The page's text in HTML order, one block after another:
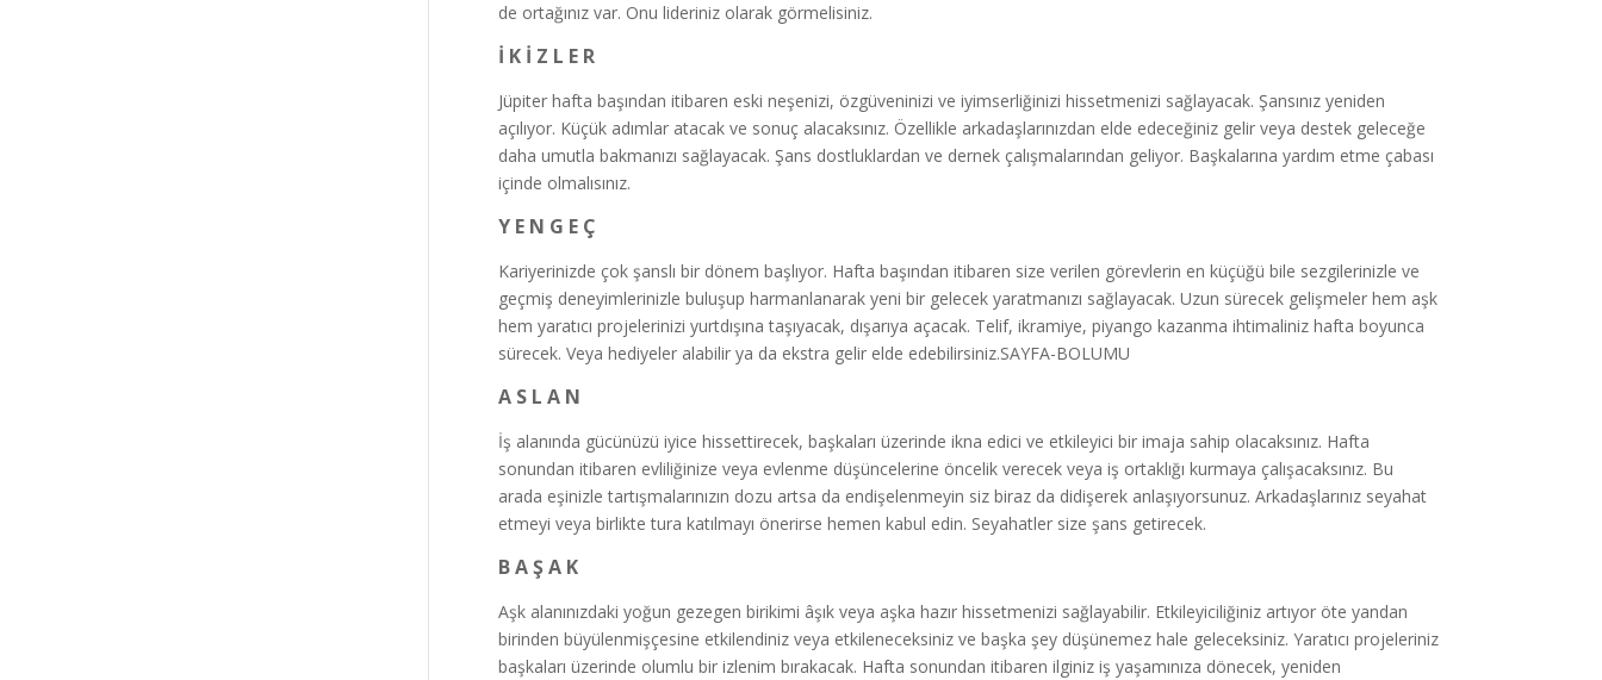
de ortağınız var. Onu lideriniz olarak görmelisiniz.
İ K İ Z L E R
Jüpiter hafta başından itibaren eski neşenizi, özgüveninizi ve iyimserliğinizi hissetmenizi sağlayacak. Şansınız yeniden
açılıyor. Küçük adımlar atacak ve sonuç alacaksınız. Özellikle arkadaşlarınızdan elde edeceğiniz gelir veya destek geleceğe
daha umutla bakmanızı sağlayacak. Şans dostluklardan ve dernek çalışmalarından geliyor. Başkalarına yardım etme çabası
içinde olmalısınız.
Y E N G E Ç
Kariyerinizde çok şanslı bir dönem başlıyor. Hafta başından itibaren size verilen görevlerin en küçüğü bile sezgilerinizle ve
geçmiş deneyimlerinizle buluşup harmanlanarak yeni bir gelecek yaratmanızı sağlayacak. Uzun sürecek gelişmeler hem aşk
hem yaratıcı projelerinizi yurtdışına taşıyacak, dışarıya açacak. Telif, ikramiye, piyango kazanma ihtimaliniz hafta boyunca
sürecek. Veya hediyeler alabilir ya da ekstra gelir elde edebilirsiniz.SAYFA-BOLUMU
A S L A N
İş alanında gücünüzü iyice hissettirecek, başkaları üzerinde ikna edici ve etkileyici bir imaja sahip olacaksınız. Hafta
sonundan itibaren evliliğinize veya evlenme düşüncelerine öncelik verecek veya iş ortaklığı kurmaya çalışacaksınız. Bu
arada eşinizle tartışmalarınızın dozu artsa da endişelenmeyin siz biraz da didişerek anlaşıyorsunuz. Arkadaşlarınız seyahat
etmeyi veya birlikte tura katılmayı önerirse hemen kabul edin. Seyahatler size şans getirecek.
B A Ş A K
Aşk alanınızdaki yoğun gezegen birikimi âşık veya aşka hazır hissetmenizi sağlayabilir. Etkileyiciliğiniz artıyor öte yandan
birinden büyülenmişçesine etkilendiniz veya etkileneceksiniz ve başka şey düşünemez hale geleceksiniz. Yaratıcı projeleriniz
başkaları üzerinde olumlu bir izlenim bırakacak. Hafta sonundan itibaren ilginiz iş yaşamınıza dönecek, yeniden